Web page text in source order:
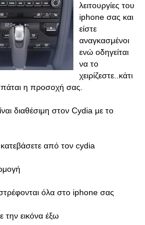
λειτουργίες του
iphone σας και
είστε
αναγκασμένοι
ενώ οδηγείται
να το
χειρίζεστε..κάτι
η προσοχή σας.
διαθέσιμη στον Cydia με το
από τον cydia
όλα στο iphone σας
την εικόνα έξω